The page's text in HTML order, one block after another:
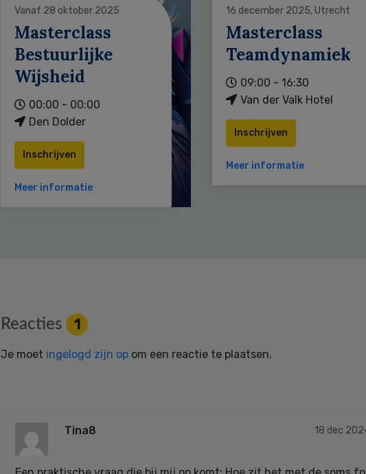
Vanaf 28 oktober 2025
Masterclass
Bestuurlijke
Wijsheid
00:00 - 00:00
Den Dolder
Inschrijven
Meer informatie
16 december 2025, Utrecht
Masterclass
Teamdynamiek
09:00 - 16:30
Van der Valk Hotel
Inschrijven
Meer informatie
Reacties 1
Je moet ingelogd zijn op om een reactie te plaatsen.
Tina8 18 dec